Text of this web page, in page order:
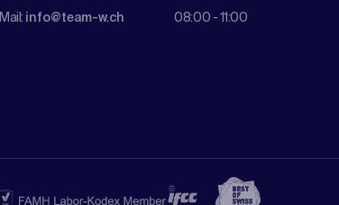
Mail: info@team-w.ch
08:00 - 11:00